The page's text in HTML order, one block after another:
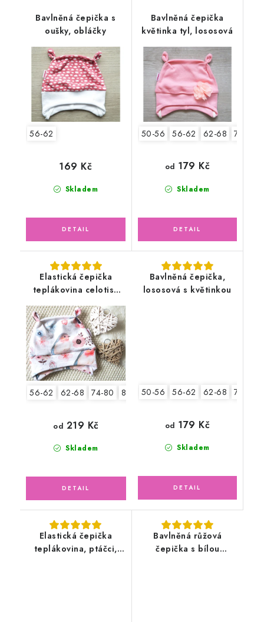
Bavlněná čepička s
oušky, obláčky
56-62
Skladem
169 Kč
Bavlněná čepička
květinka tyl, lososová
50-56 56-62 62-68 74-80
Skladem
od 179 Kč
Elastická čepička
teplákovina celotisk
56-62 62-68 74-80 80-86
Skladem
od 219 Kč
Bavlněná čepička,
lososová s květinkou
50-56 56-62 62-68 74-80
Skladem
od 179 Kč
Elastická čepička
teplákovina, ptáčci,
Bavlněná růžová
čepička s bílou